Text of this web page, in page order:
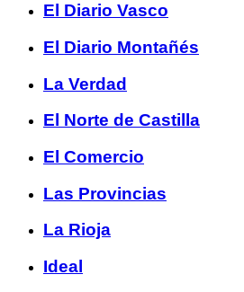
El Diario Vasco
El Diario Montañés
La Verdad
El Norte de Castilla
El Comercio
Las Provincias
La Rioja
Ideal